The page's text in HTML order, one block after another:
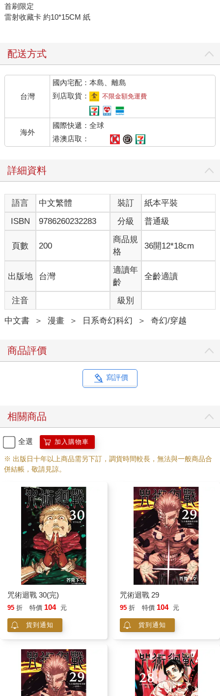
首刷限定
雷射收藏卡 約10*15CM 紙
配送方式
台灣
國內宅配：本島、離島
到店取貨：
不限金額免運費
海外
國際快遞：全球
港澳店取：
詳細資料
語言 中文繁體 裝訂
紙本平裝
ISBN
9786260232283 分級 普通級
頁數 200
商品規
格
36開12*18cm
出版地 台灣
適讀年
齡
全齡適讀
注音 級別
中文書 ＞ 漫畫 ＞ 日系奇幻科幻 ＞ 奇幻/穿越
商品評價
寫評價
相關商品
全選 加入購物車
※ 出版日十年以上商品需另下訂，調貨時間較長，無法與一般商品合
併結帳，敬請見諒。
咒術迴戰 30(完)
95 折 特價 104 元
貨到通知
咒術迴戰 29
95 折 特價 104 元
貨到通知